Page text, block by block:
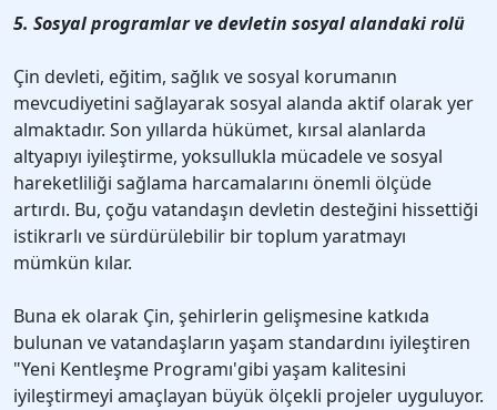
5. Sosyal programlar ve devletin sosyal alandaki rolü
Çin devleti, eğitim, sağlık ve sosyal korumanın
mevcudiyetini sağlayarak sosyal alanda aktif olarak yer
almaktadır. Son yıllarda hükümet, kırsal alanlarda
altyapıyı iyileştirme, yoksullukla mücadele ve sosyal
hareketliliği sağlama harcamalarını önemli ölçüde
artırdı. Bu, çoğu vatandaşın devletin desteğini hissettiği
istikrarlı ve sürdürülebilir bir toplum yaratmayı
mümkün kılar.
Buna ek olarak Çin, şehirlerin gelişmesine katkıda
bulunan ve vatandaşların yaşam standardını iyileştiren
"Yeni Kentleşme Programı'gibi yaşam kalitesini
iyileştirmeyi amaçlayan büyük ölçekli projeler uyguluyor.